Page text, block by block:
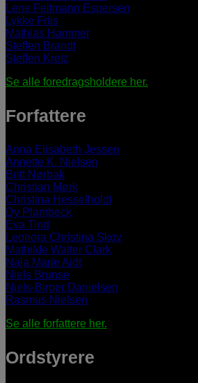
Lene Feltmann Espersen
Lykke Friis
Mathias Hammer
Steffen Brandt
Steffen Kretz
Se alle foredragsholdere her.
Forfattere
Anna Elisabeth Jessen
Annette K. Nielsen
Britt Nørbak
Christian Mørk
Christina Hesselholdt
Dy Plambeck
Eva Tind
Leonora Christina Skov
Mathilde Walter Clark
Naja Marie Aidt
Niels Brunse
Niels-Birger Danielsen
Rasmus Nielsen
Se alle forfattere her.
Ordstyrere